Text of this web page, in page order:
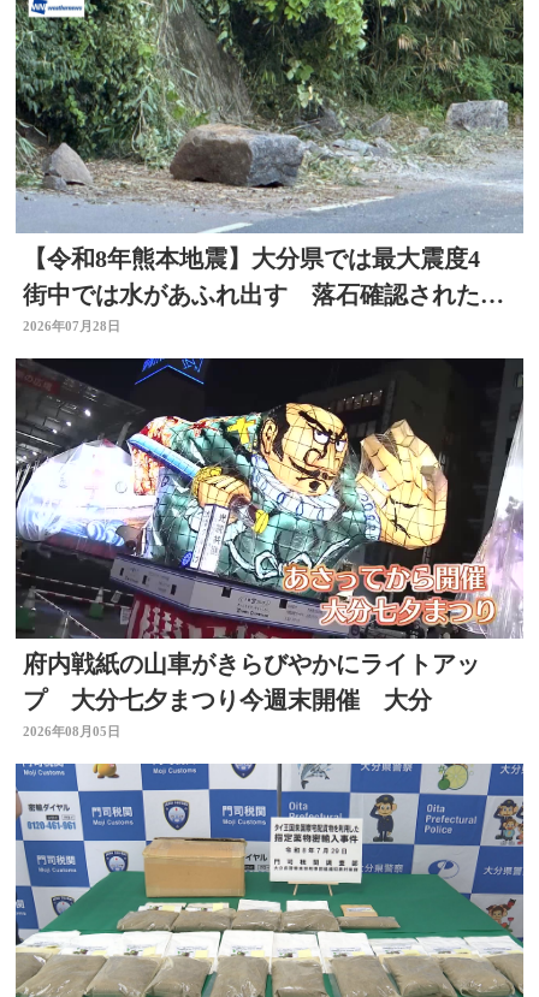
【令和8年熊本地震】大分県では最大震度4
街中では水があふれ出す 落石確認されたと
ころも
2026年07月28日
府内戦紙の山車がきらびやかにライトアッ
プ 大分七夕まつり今週末開催 大分
2026年08月05日